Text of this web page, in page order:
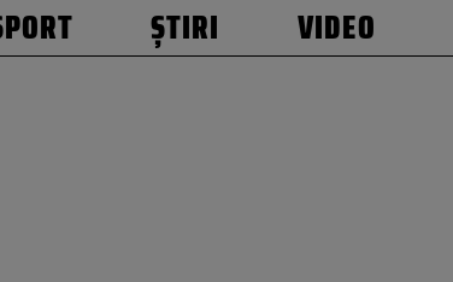
ȘTIRI VIDEO